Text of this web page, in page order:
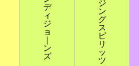
デ
ィ
ジ
ョ
｜
ン
ズ
ジ
ン
グ
ス
ピ
リ
ッ
ツ